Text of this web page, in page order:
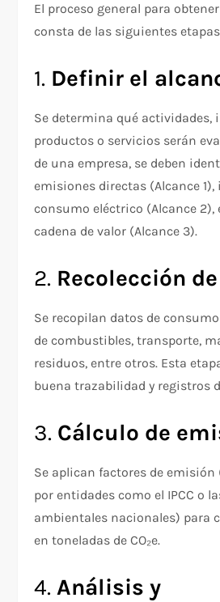
El proceso general para
consta de las siguientes
1. Definir el
Se determina qué actividades,
productos o servicios serán
de una empresa, se deben
emisiones directas (Alcance
consumo eléctrico (Alcance 2),
cadena de valor (Alcance 3).
2. Recolección
Se recopilan datos de
de combustibles, transporte,
residuos, entre otros. Esta
buena trazabilidad y registros
3. Cálculo de
Se aplican factores de
por entidades como el IPCC o
ambientales nacionales) para
en toneladas de CO₂e.
4.Análisis y